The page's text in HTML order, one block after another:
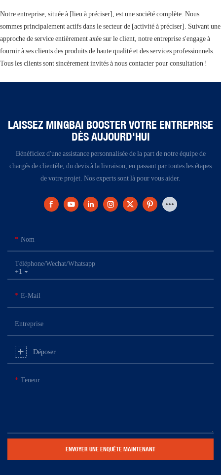
Notre entreprise, située à [lieu à préciser], est une société complète. Nous
sommes principalement actifs dans le secteur de [activité à préciser]. Suivant une
approche de service entièrement axée sur le client, notre entreprise s'engage à
fournir à ses clients des produits de haute qualité et des services professionnels.
Tous les clients sont sincèrement invités à nous contacter pour consultation !
LAISSEZ MINGBAI BOOSTER VOTRE ENTREPRISE
DÈS AUJOURD'HUI
Bénéficiez d'une assistance personnalisée de la part de notre équipe de
chargés de clientèle, du devis à la livraison, en passant par toutes les étapes
de votre projet. Nos experts sont là pour vous aider.
Nom
+1
Téléphone/Wechat/Whatsapp
E-Mail
Entreprise
Déposer
Teneur
ENVOYER UNE ENQUÊTE MAINTENANT